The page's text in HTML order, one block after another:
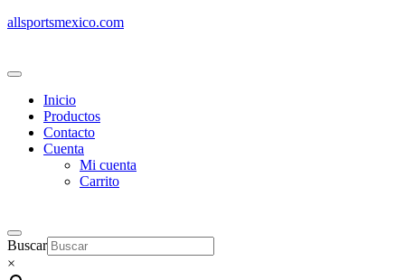
allsportsmexico.com
Inicio
Productos
Contacto
Cuenta
Mi cuenta
Carrito
Buscar
×